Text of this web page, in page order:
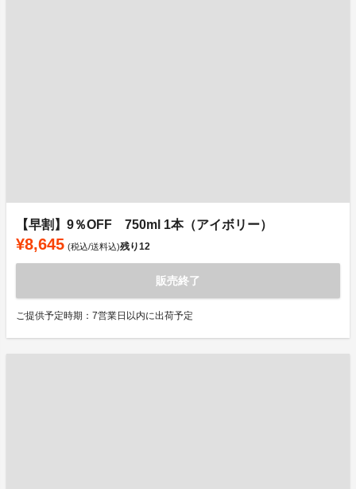
【早割】9％OFF 750ml 1本（アイボリー）
¥8,645 (税込/送料込)残り12
販売終了
ご提供予定時期：7営業日以内に出荷予定